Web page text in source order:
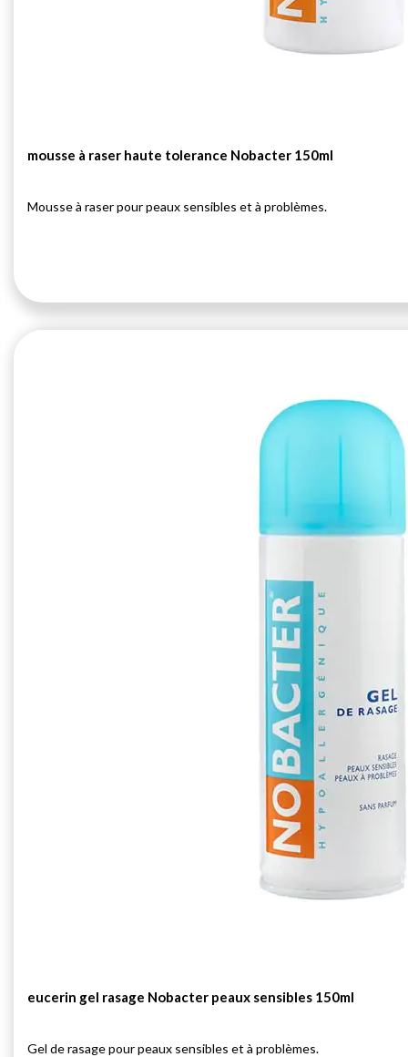
mousse à raser haute tolerance Nobacter 150ml
Mousse à raser pour peaux sensibles et à problèmes.
eucerin gel rasage Nobacter peaux sensibles 150ml
Gel de rasage pour peaux sensibles et à problèmes.